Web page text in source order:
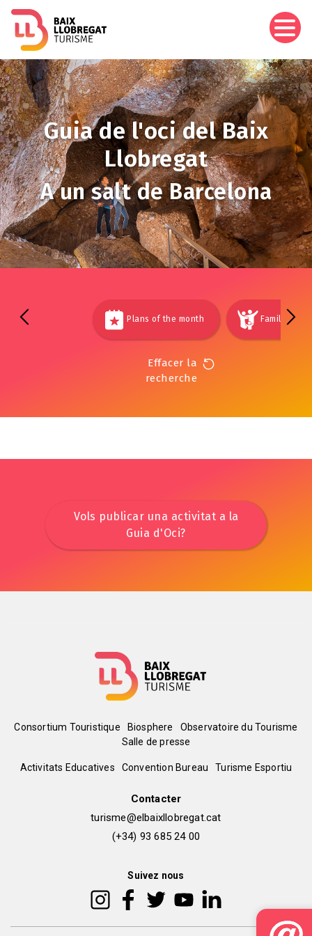
principal
Image
Guia de l'oci del Baix
Llobregat
A un salt de Barcelona
Plans of the month Families
Effacer la
recherche
Vols publicar una activitat a la
Guia d'Oci?
Menú
del
Consortium Touristique Biosphere
Observatoire du Tourisme
Salle de presse
Peu
Activitats Educatives Convention Bureau Turisme Esportiu
Contacter
turisme@elbaixllobregat.cat
(+34) 93 685 24 00
Suivez nous